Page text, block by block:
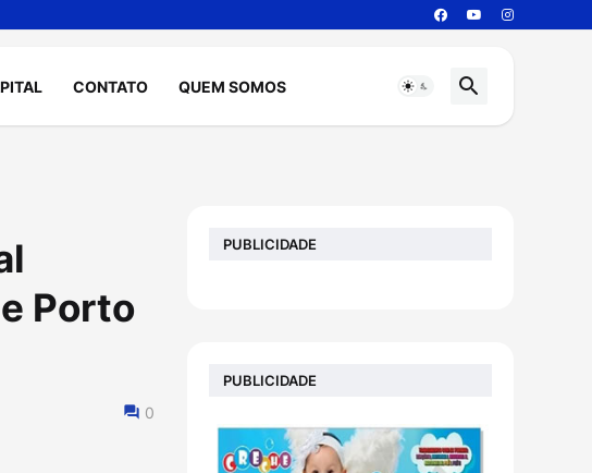
CONTATO QUEM SOMOS
Porto
0
PUBLICIDADE
PUBLICIDADE